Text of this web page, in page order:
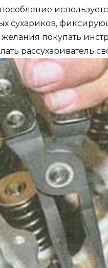
сухариков,
покупать
рассухариватель